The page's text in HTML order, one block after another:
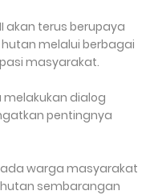
akan terus berupaya
melalui berbagai
masyarakat.
melakukan dialog
pentingnya
warga masyarakat
sembarangan